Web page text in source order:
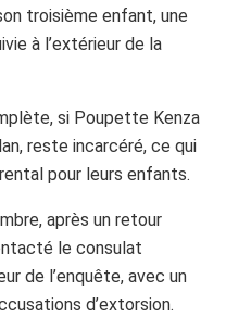
troisième enfant, une
à l’extérieur de la
si Poupette Kenza
reste incarcéré, ce qui
pour leurs enfants.
après un retour
le consulat
de l’enquête, avec un
d’extorsion.